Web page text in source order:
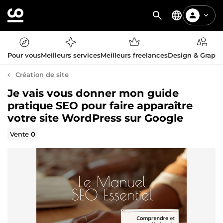
Pour vousMeilleurs servicesMeilleurs freelancesDesign &
Création de site
Je vais vous donner mon guide
pratique SEO pour faire apparaître
votre site WordPress sur Google
Vente0